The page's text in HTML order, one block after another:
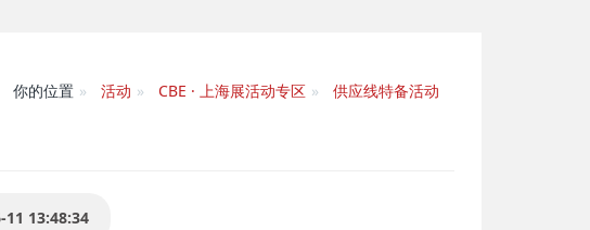
你的位置 活动 CBE · 上海展活动专区 供应线特备活动
11 13:48:34